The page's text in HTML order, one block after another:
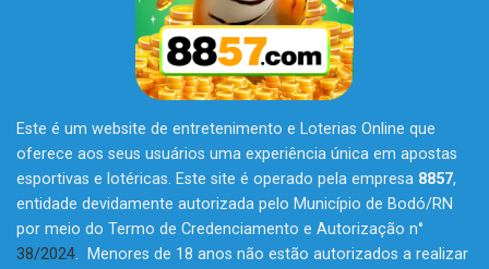
Este é um website de entretenimento e Loterias Online que
oferece aos seus usuários uma experiência única em apostas
esportivas e lotéricas. Este site é operado pela empresa 8857,
entidade devidamente autorizada pelo Município de Bodó/RN
por meio do Termo de Credenciamento e Autorização n°
38/2024. Menores de 18 anos não estão autorizados a realizar